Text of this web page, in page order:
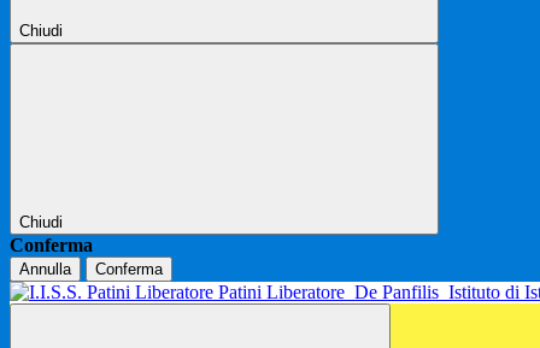
Chiudi
Chiudi
Conferma
Annulla Conferma
Patini Liberatore De Panfilis Istituto di